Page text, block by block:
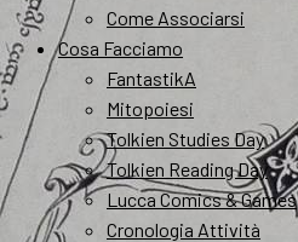
Come Associarsi
Cosa Facciamo
FantastikA
Mitopoiesi
Tolkien Studies Day
Tolkien Reading Day
Lucca Comics & Games
Cronologia Attività